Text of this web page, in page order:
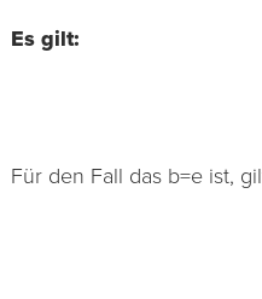
Es gilt:
Für den Fall das b=e ist,